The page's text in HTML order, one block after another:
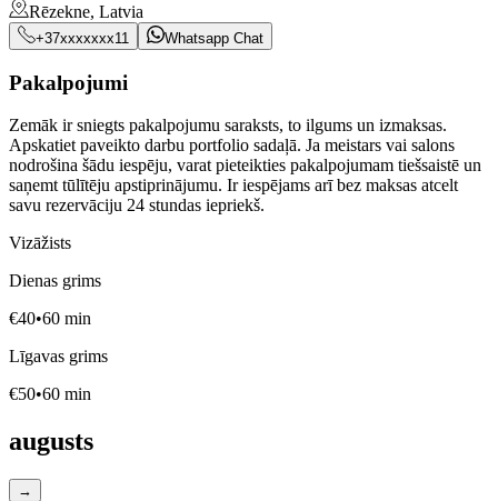
Rēzekne, Latvia
+37xxxxxxx11 Whatsapp Chat
Pakalpojumi
Zemāk ir sniegts pakalpojumu saraksts, to ilgums un izmaksas.
Apskatiet paveikto darbu portfolio sadaļā. Ja meistars vai salons
nodrošina šādu iespēju, varat pieteikties pakalpojumam tiešsaistē un
saņemt tūlītēju apstiprinājumu. Ir iespējams arī bez maksas atcelt
savu rezervāciju 24 stundas iepriekš.
Vizāžists
Dienas grims
€40•60 min
Līgavas grims
€50•60 min
augusts
→